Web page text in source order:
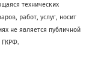
технических
работ, услуг, носит
не является публичной
ГКРФ.